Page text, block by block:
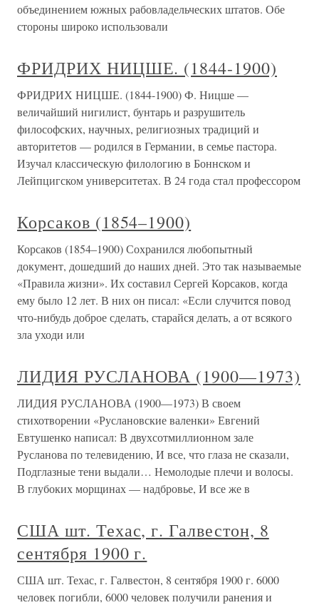
объединением южных рабовладельческих штатов. Обе
стороны широко использовали
ФРИДРИХ НИЦШЕ. (1844-1900)
ФРИДРИХ НИЦШЕ. (1844-1900) Ф. Ницше —
величайший нигилист, бунтарь и разрушитель
философских, научных, религиозных традиций и
авторитетов — родился в Германии, в семье пастора.
Изучал классическую филологию в Боннском и
Лейпцигском университетах. В 24 года стал профессором
Корсаков (1854–1900)
Корсаков (1854–1900) Сохранился любопытный
документ, дошедший до наших дней. Это так называемые
«Правила жизни». Их составил Сергей Корсаков, когда
ему было 12 лет. В них он писал: «Если случится повод
что-нибудь доброе сделать, старайся делать, а от всякого
зла уходи или
ЛИДИЯ РУСЛАНОВА (1900—1973)
ЛИДИЯ РУСЛАНОВА (1900—1973) В своем
стихотворении «Руслановские валенки» Евгений
Евтушенко написал: В двухсотмиллионном зале
Русланова по телевидению, И все, что глаза не сказали,
Подглазные тени выдали… Немолодые плечи и волосы.
В глубоких морщинах — надбровье, И все же в
США шт. Техас, г. Галвестон, 8
сентября 1900 г.
США шт. Техас, г. Галвестон, 8 сентября 1900 г. 6000
человек погибли, 6000 человек получили ранения и